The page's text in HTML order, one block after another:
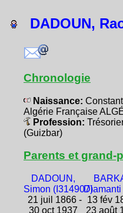
DADOUN,
Chronologie
Naissance:
Algérie Française
Profession:
(Guizbar)
Parents et grand-
DADOUN,
Simon (I314907)
21 juil 1866 -
30 oct 1937
Diamanti
13 fév
23 août